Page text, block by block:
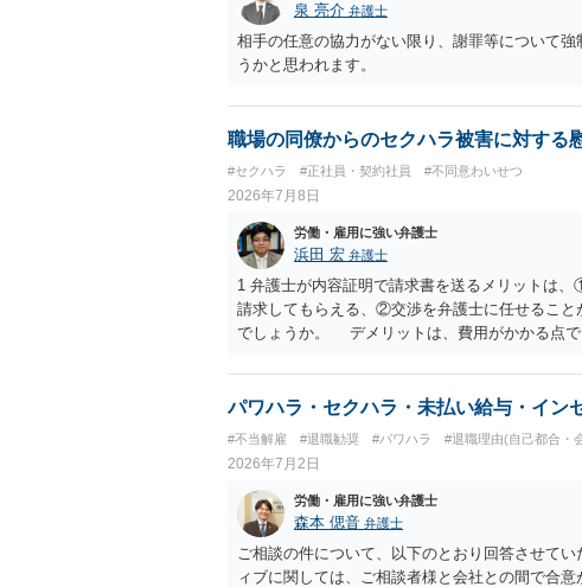
泉 亮介 弁護士
相手の任意の協力がない限り、謝罪等について
うかと思われます。
職場の同僚からのセクハラ被害に対する
#セクハラ #正社員・契約社員 #不同意わいせつ
2026年7月8日
労働・雇用に強い弁護士
浜田 宏 弁護士
1 弁護士が内容証明で請求書を送るメリットは
請求してもらえる、②交渉を弁護士に任せるこ
でしょうか。 デメリットは、費用がかかる点
観点から、裁判の証拠にする場合には注意が必
ういう証拠に基づいて、誰が判断したかわかり
中傷したり、噂話を流したりしないようにして
なりません。反訴は貴女が加害行為をしなけれ
和解金が入ります。 勝訴判決を得て確定すれば
合には、給与や預貯金、不動産などの財産を差
護士費用は請求額や事件の難易度によって変わ
で、依頼する弁護士によっても費用は変わってき
パワハラ・セクハラ・未払い給与・イン
#不当解雇 #退職勧奨 #パワハラ #退職理由(自己都合・
2026年7月2日
労働・雇用に強い弁護士
森本 偲音 弁護士
ご相談の件について、以下のとおり回答させて
ィブに関しては、ご相談者様と会社との間で合